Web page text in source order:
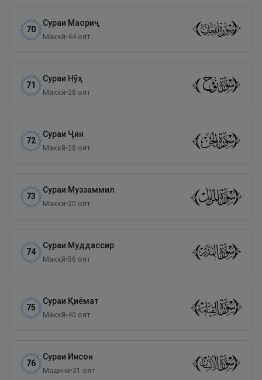
70
Сураи Маориҷ
Маккӣ•44 оят
71
Сураи Нӯҳ
Маккӣ•28 оят
72
Сураи Ҷин
Маккӣ•28 оят
73
Сураи Муззаммил
Маккӣ•20 оят
74
Сураи Муддассир
Маккӣ•56 оят
75
Сураи Қиёмат
Маккӣ•40 оят
76
Сураи Инсон
Мадинӣ•31 оят